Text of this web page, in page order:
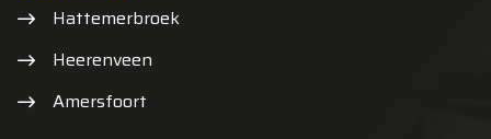
Hattemerbroek
Heerenveen
Amersfoort